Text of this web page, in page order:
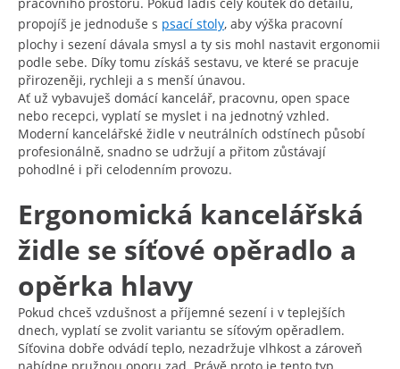
propojíš je jednoduše s psací stoly, aby výška pracovní
plochy i sezení dávala smysl a ty sis mohl nastavit ergonomii
podle sebe. Díky tomu získáš sestavu, ve které se pracuje
přirozeněji, rychleji a s menší únavou.
Ať už vybavuješ domácí kancelář, pracovnu, open space
nebo recepci, vyplatí se myslet i na jednotný vzhled.
Moderní kancelářské židle v neutrálních odstínech působí
profesionálně, snadno se udržují a přitom zůstávají
pohodlné i při celodenním provozu.
Ergonomická kancelářská
židle se síťové opěradlo a
opěrka hlavy
Pokud chceš vzdušnost a příjemné sezení i v teplejších
dnech, vyplatí se zvolit variantu se síťovým opěradlem.
Síťovina dobře odvádí teplo, nezadržuje vlhkost a zároveň